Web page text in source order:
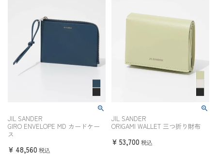
JIL SANDER
GIRO ENVELOPE MD カードケー
ス
¥ 48,560 税込
JIL SANDER
ORIGAMI WALLET 三つ折り財布
¥ 53,700 税込